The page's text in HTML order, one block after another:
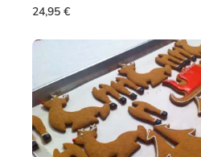
24,95 €